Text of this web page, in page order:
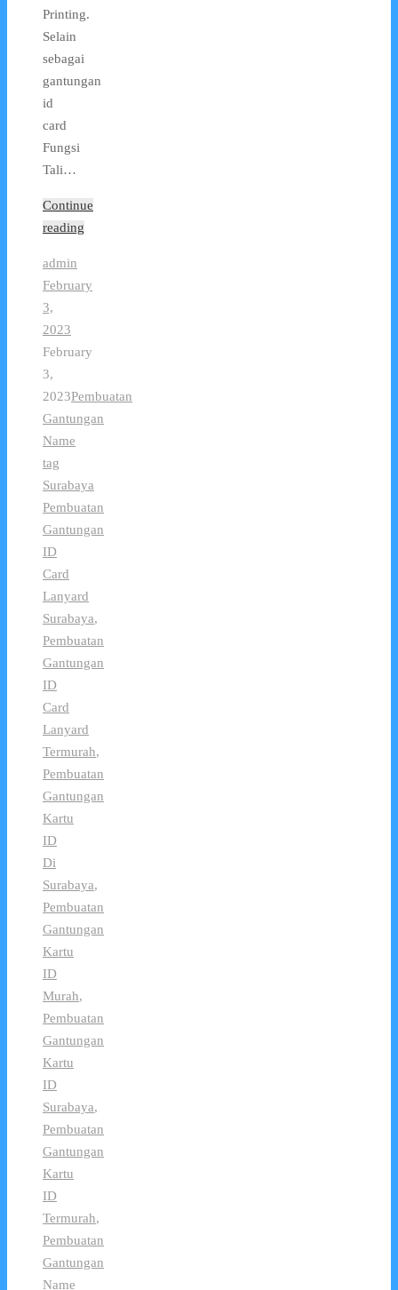
Printing.
Selain
sebagai
gantungan
id
card
Fungsi
Tali…
Continue
reading
admin
February
3,
2023
February
3,
2023Pembuatan
Gantungan
Name
tag
Surabaya
Pembuatan
Gantungan
ID
Card
Lanyard
Surabaya,
Pembuatan
Gantungan
ID
Card
Lanyard
Termurah,
Pembuatan
Gantungan
Kartu
ID
Di
Surabaya,
Pembuatan
Gantungan
Kartu
ID
Murah,
Pembuatan
Gantungan
Kartu
ID
Surabaya,
Pembuatan
Gantungan
Kartu
ID
Termurah,
Pembuatan
Gantungan
Name